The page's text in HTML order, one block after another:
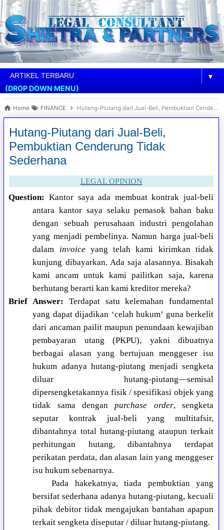
▼
(DROP DOWN MENU)
Home FINANCE Hutang-Piutang dari Jual-Beli, Pembuktian Cenderung Tidak Sederhana
Hutang-Piutang dari Jual-Beli,
Pembuktian Cenderung Tidak
Sederhana
LEGAL OPINION
Question: Kantor saya ada membuat kontrak jual-beli
antara kantor saya selaku pemasok bahan baku
dengan sebuah perusahaan industri pengolahan
yang menjadi pembelinya. Namun harga jual-beli
dalam invoiceyang telah kami kirimkan tidak
kunjung dibayarkan. Ada saja alasannya. Bisakah
kami ancam untuk kami pailitkan saja, karena
berhutang berarti kan kami kreditor mereka?
Brief Answer: Terdapat satu kelemahan fundamental
yang dapat dijadikan ‘celah hukum’ guna berkelit
dari ancaman pailit maupun penundaan kewajiban
pembayaran utang (PKPU), yakni dibuatnya
berbagai alasan yang bertujuan menggeser isu
hukum adanya hutang-piutang menjadi sengketa
diluar hutang-piutang—semisal
dipersengketakannya fisik / spesifikasi objek yang
tidak sama denganpurchase order, sengketa
seputar kontrak jual-beli yang multitafsir,
dibantahnya total hutang-piutang ataupun terkait
perhitungan hutang, dibantahnya terdapat
perikatan perdata, dan alasan lain yang menggeser
isu hukum sebenarnya.
Pada hakekatnya, tiada pembuktian yang
bersifat sederhana adanya hutang-piutang, kecuali
pihak debitor tidak mengajukan bantahan apapun
terkait sengketa diseputar / diluar hutang-piutang.